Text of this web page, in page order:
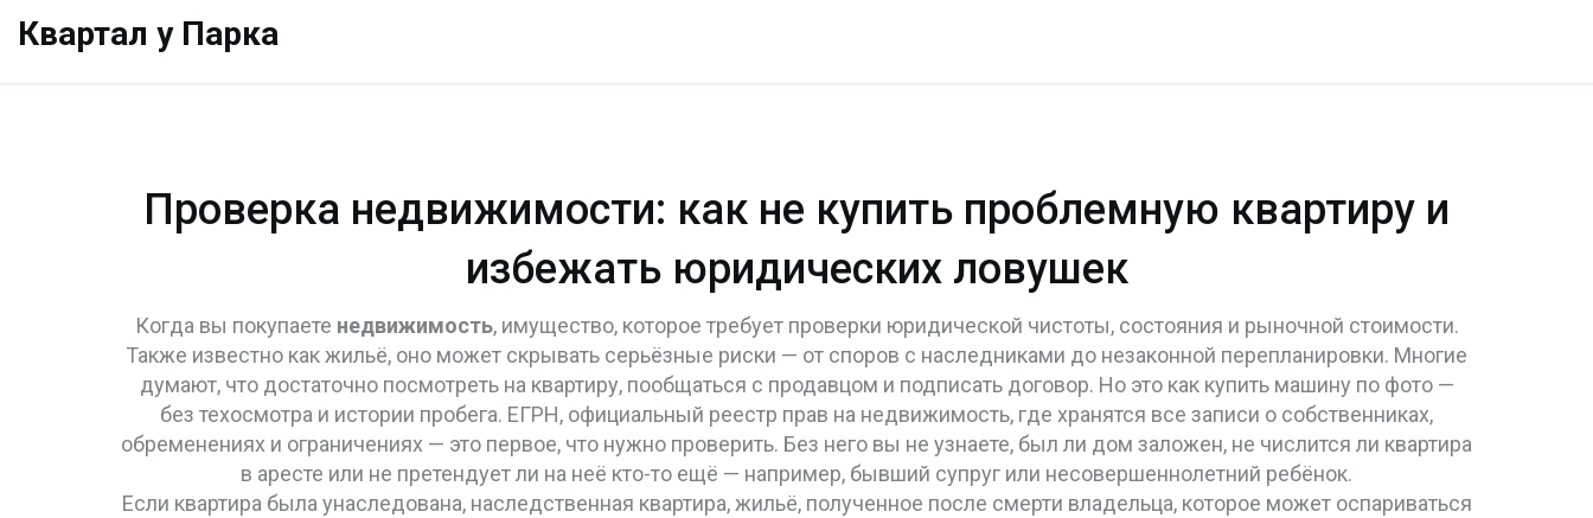
Квартал у Парка
Проверка недвижимости: как не купить проблемную квартиру и
избежать юридических ловушек
Когда вы покупаете недвижимость, имущество, которое требует проверки юридической чистоты, состояния и рыночной стоимости.
Также известно какжильё, оно может скрывать серьёзные риски — от споров с наследниками до незаконной перепланировки. Многие
думают, что достаточно посмотреть на квартиру, пообщаться с продавцом и подписать договор. Но это как купить машину по фото —
без техосмотра и истории пробега. ЕГРН, официальный реестр прав на недвижимость, где хранятся все записи о собственниках,
обременениях и ограничениях — это первое, что нужно проверить. Без него вы не узнаете, был ли дом заложен, не числится ли квартира
в аресте или не претендует ли на неё кто-то ещё — например, бывший супруг или несовершеннолетний ребёнок.
Если квартира была унаследована, наследственная квартира,жильё, полученное после смерти владельца, которое может оспариваться